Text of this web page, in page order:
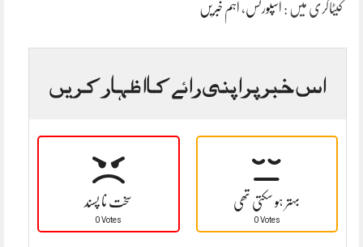
کیٹاگری میں : اسپورٹس، اہم خبریں
اس خبر پر اپنی رائے کا اظہار کریں
سخت نا پسند
0 Votes
بہتر ہو سکتی تھی
0 Votes